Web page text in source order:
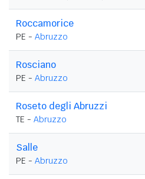
Roccamorice
PE - Abruzzo
Rosciano
PE - Abruzzo
Roseto degli Abruzzi
TE - Abruzzo
Salle
PE - Abruzzo